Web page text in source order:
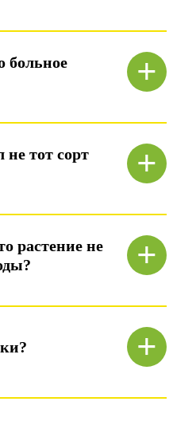
больное
+
тот сорт
+
растение не
+
+